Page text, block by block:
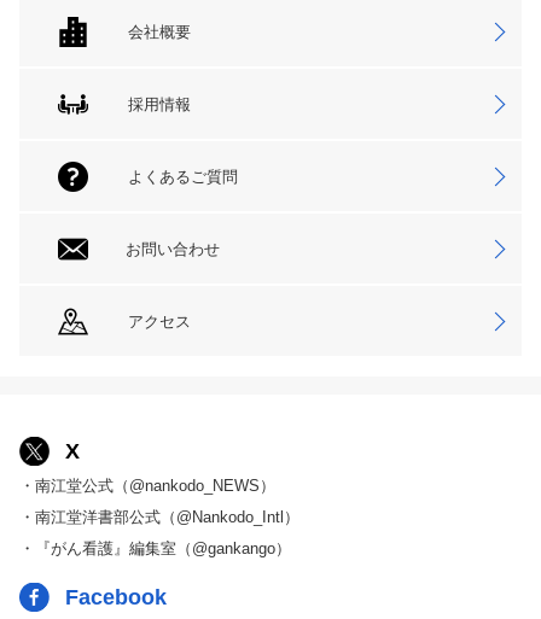
会社概要
採用情報
よくあるご質問
お問い合わせ
アクセス
X
・南江堂公式（@nankodo_NEWS）
・南江堂洋書部公式（@Nankodo_Intl）
・『がん看護』編集室（@gankango）
Facebook